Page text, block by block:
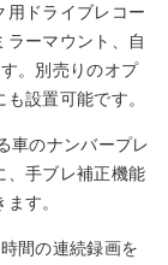
用ドライブレコー
ラーマウント、自
。別売りのオプ
設置可能です。
車のナンバープレ
、手ブレ補正機能
す。
間の連続録画を